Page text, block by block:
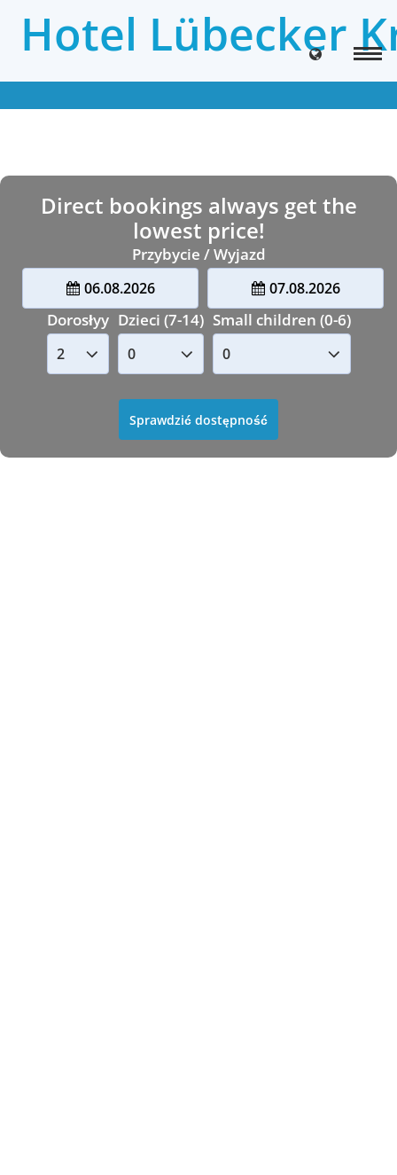
Hotel Lübecker
Direct bookings always get the
lowest price!
Przybycie / Wyjazd
06.08.2026 07.08.2026
Dorosłyy Dzieci (7-14) Small children (0-6)